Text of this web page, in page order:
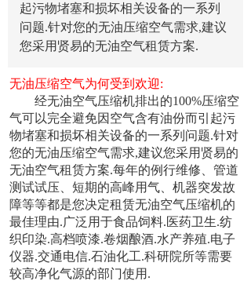
起污物堵塞和损坏相关设备的一系列
问题.针对您的无油压缩空气需求,建议
您采用贤易的无油空气租赁方案.
无油压缩空气为何受到欢迎:
经无油空气压缩机排出的100%压缩空
气可以完全避免因空气含有油份而引起污
物堵塞和损坏相关设备的一系列问题.针对
您的无油压缩空气需求,建议您采用贤易的
无油空气租赁方案.每年的例行维修、管道
测试试压、短期的高峰用气、机器突发故
障等等都是您决定租赁无油空气压缩机的
最佳理由.广泛用于食品饲料.医药卫生.纺
织印染.高档喷漆.卷烟酿酒.水产养殖.电子
仪器.交通电信.石油化工.科研院所等需要
较高净化气源的部门使用.